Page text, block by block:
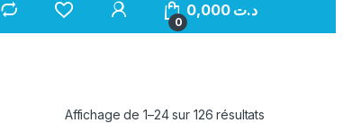
0
د.ت 0,000
Affichage de 1–24 sur 126 résultats